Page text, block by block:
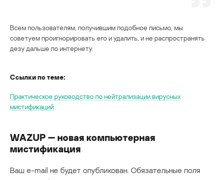
Всем пользователям, получившим подобное письмо, мы
советуем проигнорировать его и удалить, и не распространять
дезу дальше по интернету.
Ссылки по теме:
Практическое руководство по нейтрализации вирусных
мистификаций
WAZUP — новая компьютерная
мистификация
Ваш e-mail не будет опубликован. Обязательные поля